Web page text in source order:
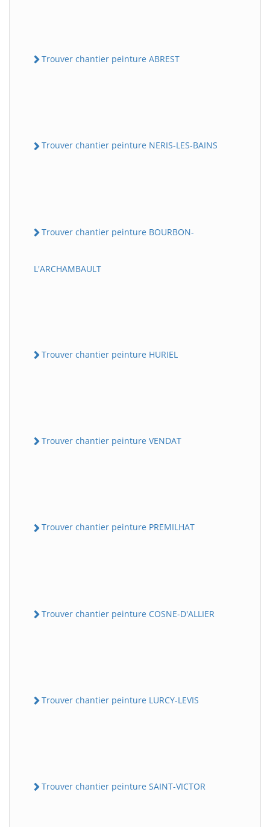
Trouver chantier peinture ABREST
Trouver chantier peinture NERIS-LES-BAINS
Trouver chantier peinture BOURBON-
L'ARCHAMBAULT
Trouver chantier peinture HURIEL
Trouver chantier peinture VENDAT
Trouver chantier peinture PREMILHAT
Trouver chantier peinture COSNE-D'ALLIER
Trouver chantier peinture LURCY-LEVIS
Trouver chantier peinture SAINT-VICTOR